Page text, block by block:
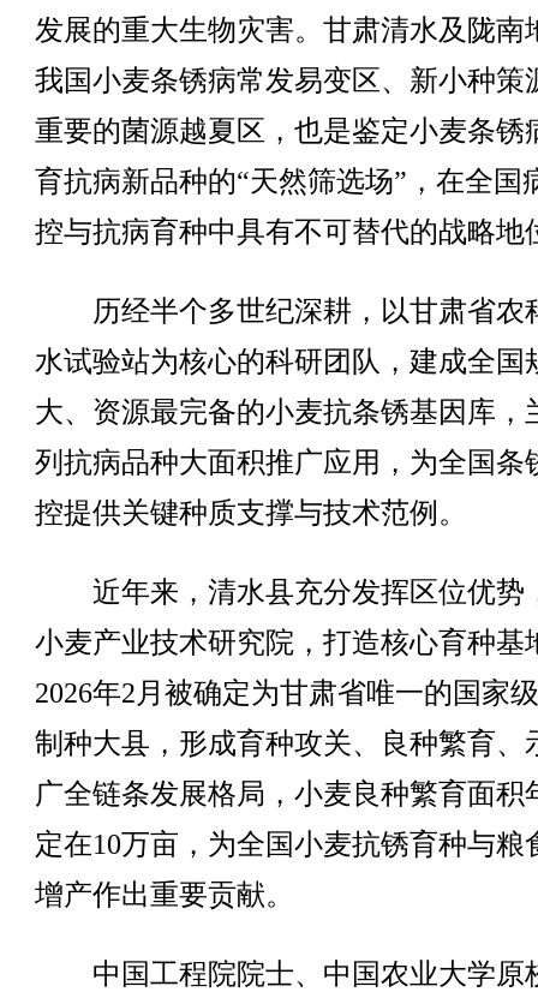
发展的重大生物灾害。甘肃清水及陇南
我国小麦条锈病常发易变区、新小种策
重要的菌源越夏区，也是鉴定小麦条锈
育抗病新品种的“天然筛选场”，在全国
控与抗病育种中具有不可替代的战略地
历经半个多世纪深耕，以甘肃省农
水试验站为核心的科研团队，建成全国
大、资源最完备的小麦抗条锈基因库，
列抗病品种大面积推广应用，为全国条
控提供关键种质支撑与技术范例。
近年来，清水县充分发挥区位优势
小麦产业技术研究院，打造核心育种基
2026年2月被确定为甘肃省唯一的国家
制种大县，形成育种攻关、良种繁育、
广全链条发展格局，小麦良种繁育面积
定在10万亩，为全国小麦抗锈育种与粮
增产作出重要贡献。
中国工程院院士、中国农业大学原